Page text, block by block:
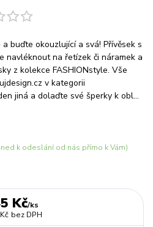
buďte okouzlující a svá! Přívěsek s
navléknout na řetízek či náramek a
z kolekce FASHIONstyle. Vše
v kategorii
jiná a dolaďte své šperky k obl...
k odeslání od nás přímo k Vám)
Kč/ks
bez DPH